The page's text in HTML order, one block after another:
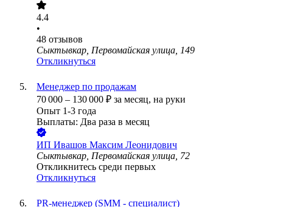
4.4
•
48 отзывов
Сыктывкар, Первомайская улица, 149
Откликнуться
Менеджер по продажам
70 000 – 130 000 ₽ за месяц, на руки
Опыт 1-3 года
Выплаты: Два раза в месяц
ИП Ивашов Максим Леонидович
Сыктывкар, Первомайская улица, 72
Откликнитесь среди первых
Откликнуться
PR-менеджер (SMM - специалист)